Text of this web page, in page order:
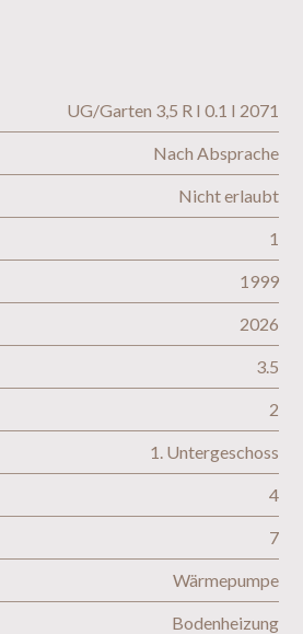
UG/Garten 3,5 R I 0.1 I 2071
Nach Absprache
Nicht erlaubt
1
1999
2026
3.5
2
1. Untergeschoss
4
7
Wärmepumpe
Bodenheizung